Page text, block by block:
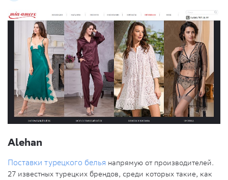
Alehan
Поставки турецкого белья напрямую от производителей.
27 известных турецких брендов, среди которых такие, как